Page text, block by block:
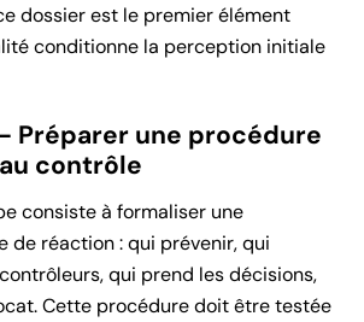
dossier est le premier élément
conditionne la perception initiale
Préparer une procédure
contrôle
consiste à formaliser une
de réaction : qui prévenir, qui
qui prend les décisions,
Cette procédure doit être testée